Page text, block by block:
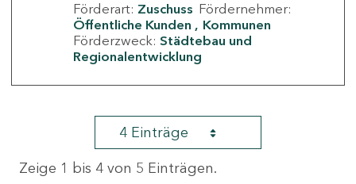
Förderart: Zuschuss Fördernehmer:
Öffentliche Kunden
Kommunen
Förderzweck: Städtebau und
Regionalentwicklung
4 Einträge
Zeige 1 bis 4 von 5 Einträgen.